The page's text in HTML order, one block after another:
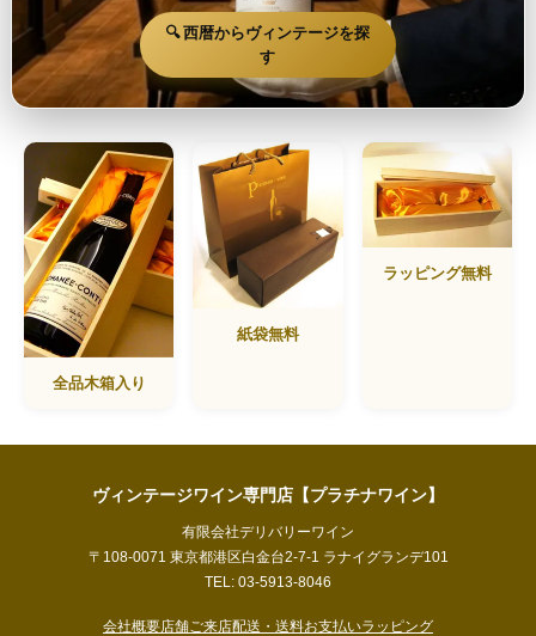
🔍 西暦からヴィンテージを探
す
全品木箱入り
紙袋無料
ラッピング無料
ヴィンテージワイン専門店【プラチナワイン】
有限会社デリバリーワイン
〒108-0071 東京都港区白金台2-7-1 ラナイグランデ101
TEL: 03-5913-8046
会社概要店舗ご来店配送・送料お支払いラッピング